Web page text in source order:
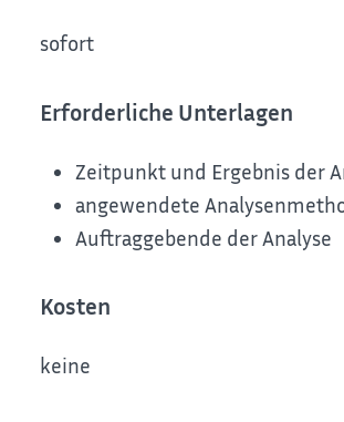
sofort
Erforderliche Unterlagen
Zeitpunkt und Ergebnis der
angewendete
Auftraggebende der Analyse
Kosten
keine